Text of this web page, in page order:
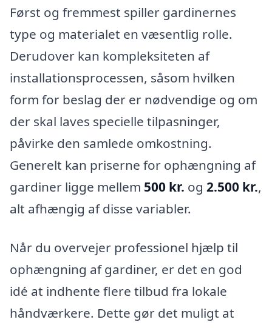
Først og fremmest spiller gardinernes
type og materialet en væsentlig rolle.
Derudover kan kompleksiteten af
installationsprocessen, såsom hvilken
form for beslag der er nødvendige og om
der skal laves specielle tilpasninger,
påvirke den samlede omkostning.
Generelt kan priserne for ophængning af
gardiner ligge mellem 500 kr. og 2.500 kr.,
alt afhængig af disse variabler.
Når du overvejer professionel hjælp til
ophængning af gardiner, er det en god
idé at indhente flere tilbud fra lokale
håndværkere. Dette gør det muligt at